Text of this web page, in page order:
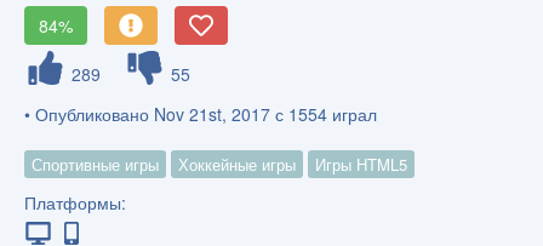
84%
289
55
• Опубликовано Nov 21st, 2017 с 1554 играл
Спортивные игры Хоккейные игры Игры HTML5
Платформы: